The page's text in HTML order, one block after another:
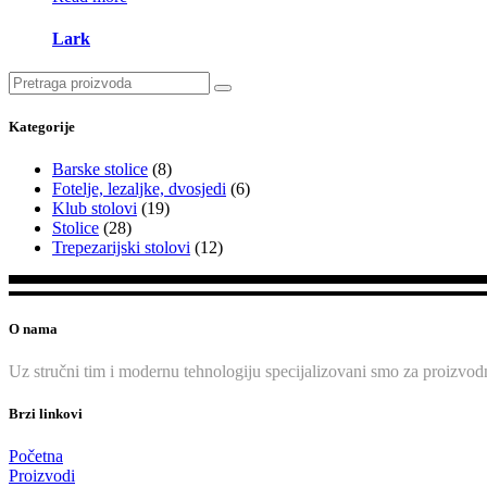
Lark
Search
for:
Kategorije
Barske stolice (8)
Fotelje, lezaljke, dvosjedi (6)
Klub stolovi (19)
Stolice (28)
Trepezarijski stolovi (12)
O nama
Uz stručni tim i modernu tehnologiju specijalizovani smo za
Brzi linkovi
Početna
Proizvodi